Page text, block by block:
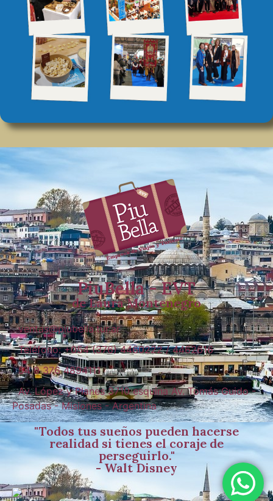
PiuBella - EVT
de Laura Montenegro
ventas@piubella.tur.ar
Teléfono: +054 (376) 4460222 / 4462616
54 9 376 4894111
Av. López y Planes 3710 esquina Av. Tomás Guido -
Posadas - Misiones - Argentina
"Todos tus sueños pueden hacerse
realidad si tienes el coraje de
perseguirlo."
- Walt Disney